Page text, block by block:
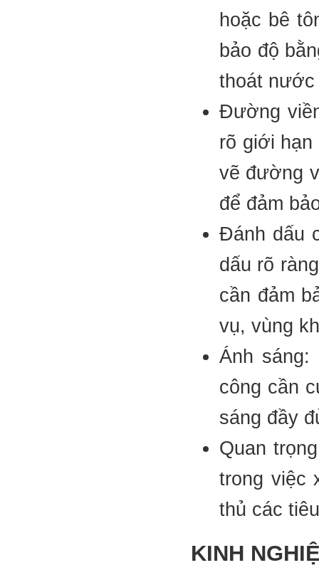
hoặc bê
bảo độ
thoát nước
Đường
rõ giới
vẽ đường
để đảm
Đánh dấu
dấu rõ
cần đảm
vụ, vùng
Ánh
công cần
sáng đầy
Quan
trong việc
thủ các
KINH